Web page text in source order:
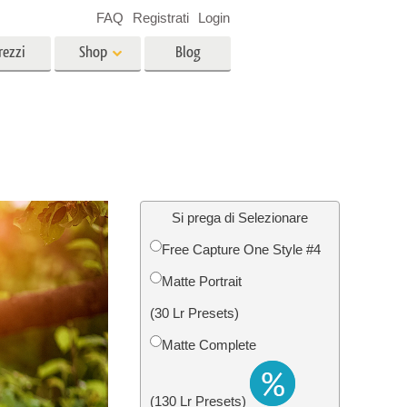
Servizi Foto Restauro
Shop Blog
FAQ Registrati Login
Si prega di Selezionare
Free Capture One Style #4
Matte Portrait
(30 Lr Presets)
Matte Complete
(130 Lr Presets)